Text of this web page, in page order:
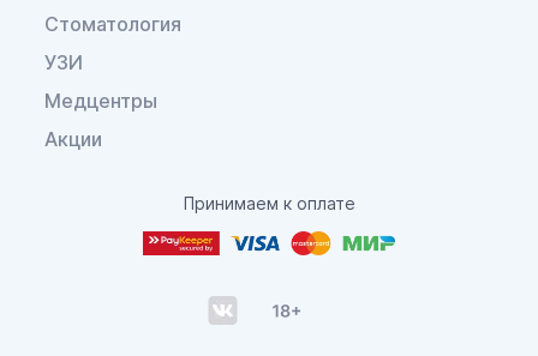
Стоматология
УЗИ
Медцентры
Акции
Принимаем к оплате